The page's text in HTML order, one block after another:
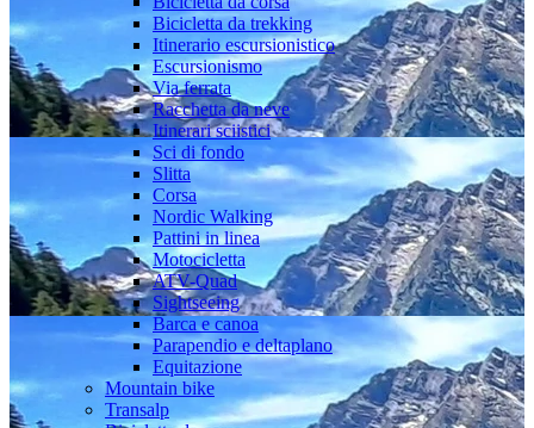
Bicicletta da trekking
Itinerario escursionistico
Escursionismo
Via ferrata
Racchetta da neve
Itinerari sciistici
Sci di fondo
Slitta
Corsa
Nordic Walking
Pattini in linea
Motocicletta
ATV-Quad
Sightseeing
Barca e canoa
Parapendio e deltaplano
Equitazione
Mountain bike
Transalp